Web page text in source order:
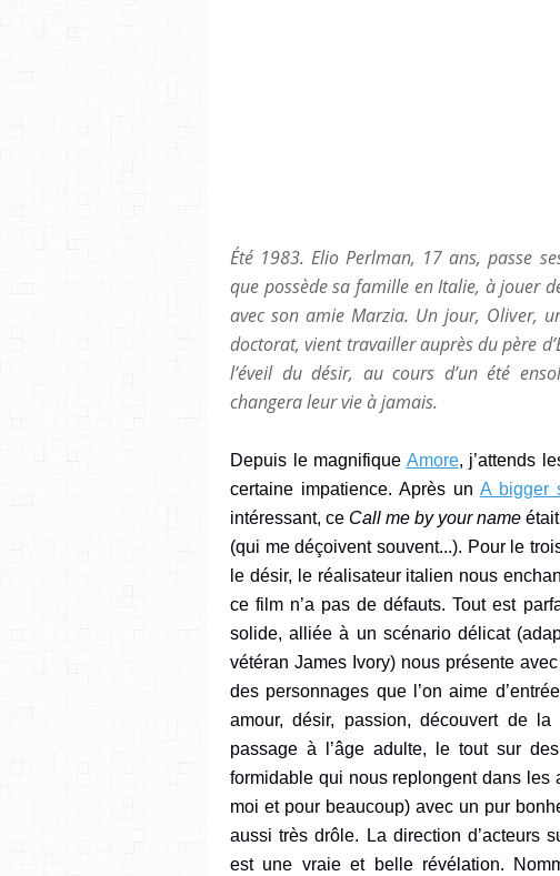
Été 1983. Elio Perlman, 17 ans, passe
que possède sa famille en Italie, à jouer
avec son amie Marzia. Un jour, Oliver,
doctorat, vient travailler auprès du père
l’éveil du désir, au cours d’un été
changera leur vie à jamais.
Depuis le magnifique Amore, j’attends
certaine impatience. Après un A bigger
intéressant, ce Call me by your name
(qui me déçoivent souvent...). Pour le
le désir, le réalisateur italien nous
ce film n’a pas de défauts. Tout est
solide,alliée à un scénario délicat
vétéran James Ivory) nous présente
des personnages que l’on aime
amour, désir, passion, découvert de la
passage à l’âge adulte, le tout sur
formidable qui nous replongent dans les
moi et pour beaucoup)avec un pur
aussi très drôle.
La direction d’acteurs
est une vraie et belle révélation.